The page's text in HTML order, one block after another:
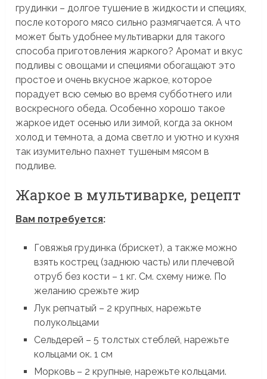
грудинки – долгое тушение в жидкости и специях,
после которого мясо сильно размягчается. А что
может быть удобнее мультиварки для такого
способа приготовления жаркого? Аромат и вкус
подливы с овощами и специями обогащают это
простое и очень вкусное жаркое, которое
порадует всю семью во время субботнего или
воскресного обеда. Особенно хорошо такое
жаркое идет осенью или зимой, когда за окном
холод и темнота, а дома светло и уютно и кухня
так изумительно пахнет тушеным мясом в
подливе.
Жаркое в мультиварке, рецепт
Вам потребуется:
Говяжья грудинка (брискет), а также можно
взять кострец (заднюю часть) или плечевой
отруб без кости – 1 кг. См. схему ниже. По
желанию срежьте жир
Лук репчатый – 2 крупных, нарежьте
полукольцами
Сельдерей – 5 толстых стеблей, нарежьте
кольцами ок. 1 см
Морковь – 2 крупные, нарежьте кольцами.